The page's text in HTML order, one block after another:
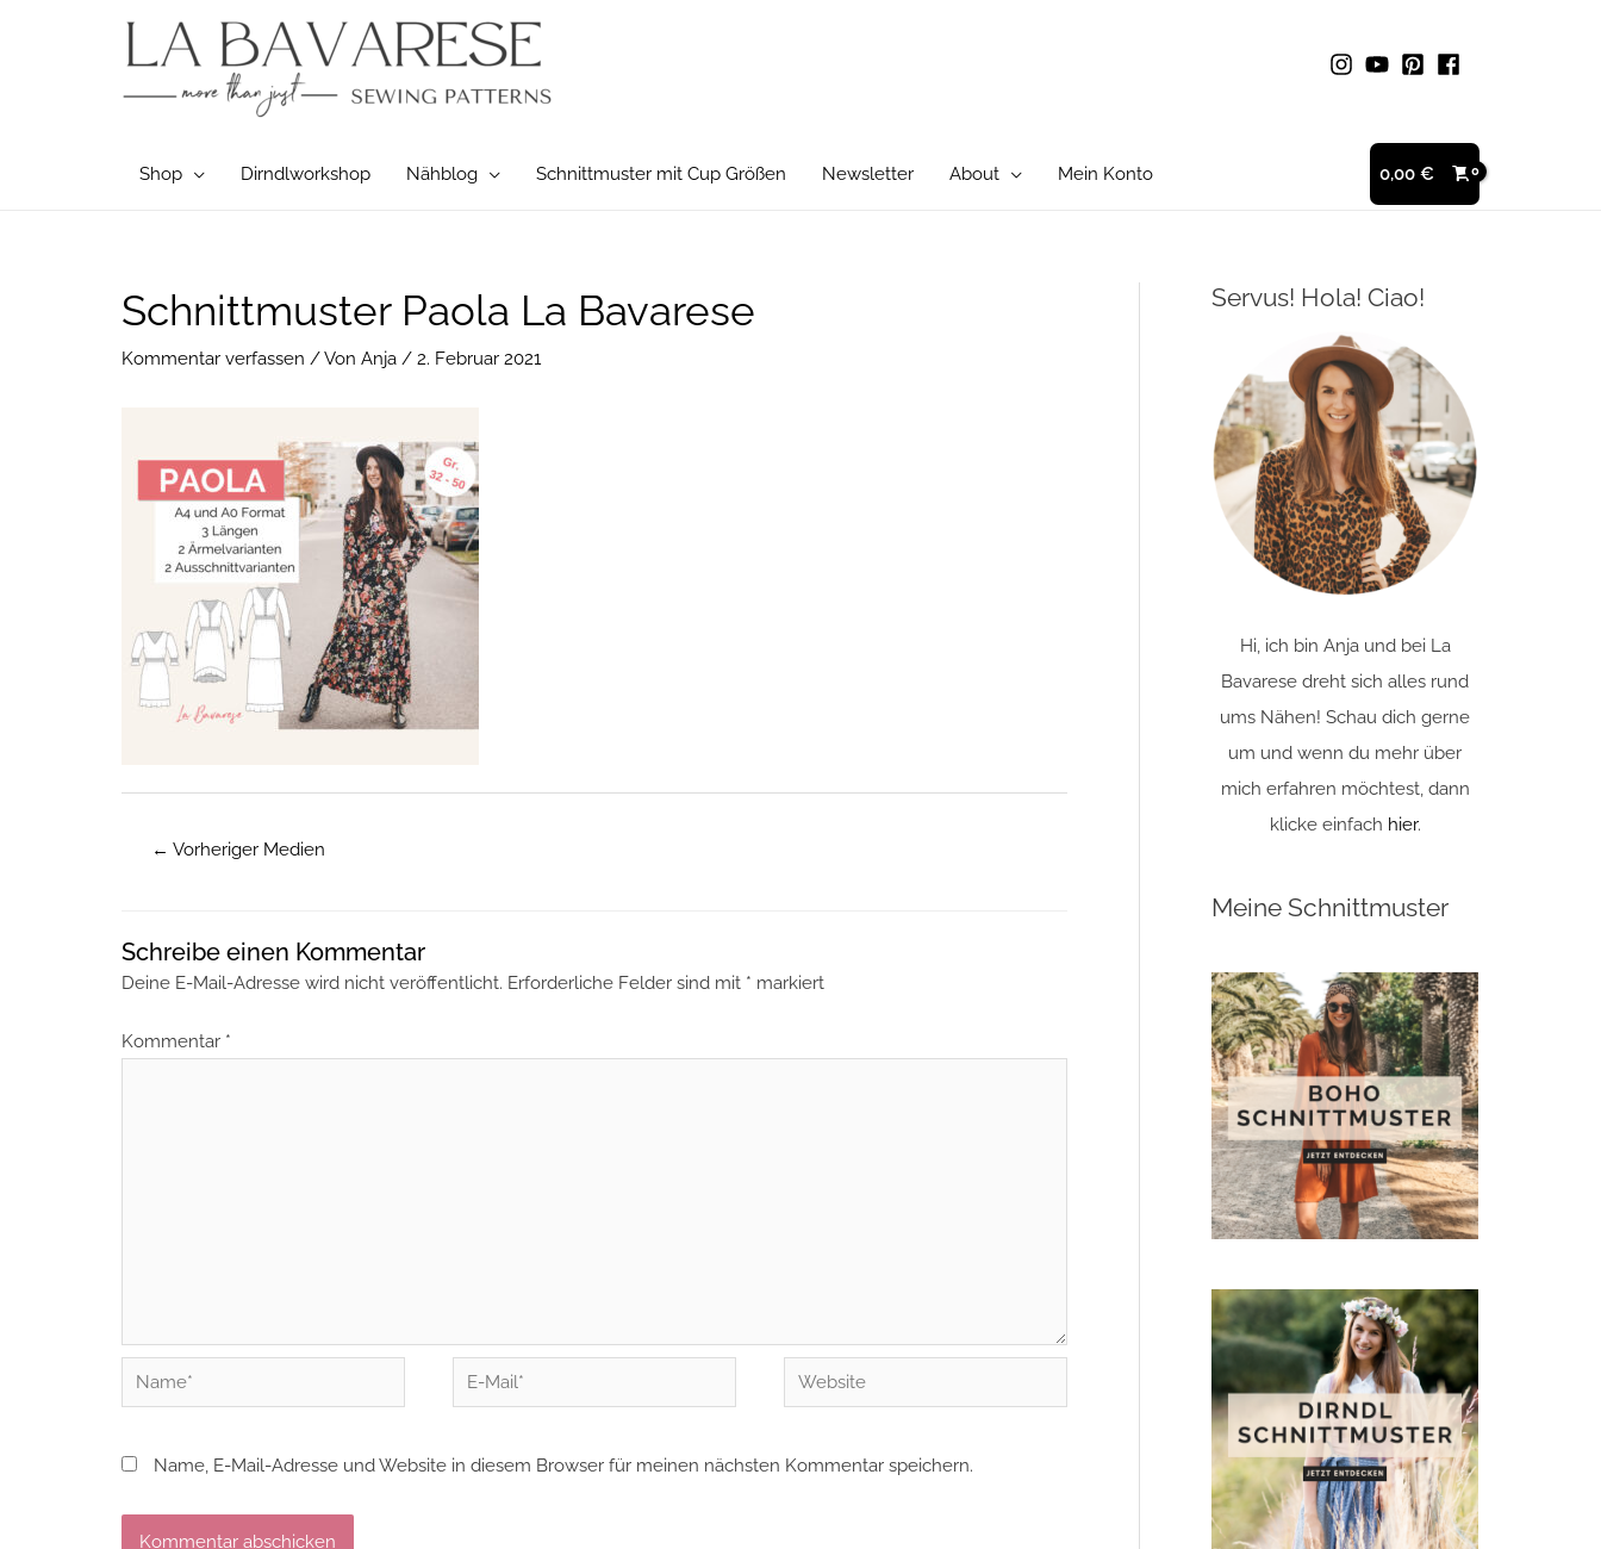
Shop Dirndlworkshop Nähblog Schnittmuster mit Cup Größen Newsletter About Mein Konto 0,00 €
Schnittmuster Paola La Bavarese
Kommentar verfassen / Von Anja / 2. Februar 2021
Post
navigation
← Vorheriger Medien
Schreibe einen Kommentar
Deine E-Mail-Adresse wird nicht veröffentlicht. Erforderliche Felder sind mit * markiert
Kommentar *
Name*
E-
Mail*
Website
Name, E-Mail-Adresse und Website in diesem Browser für meinen nächsten Kommentar speichern.
Servus! Hola! Ciao!
Hi, ich bin Anja und bei La
Bavarese dreht sich alles rund
ums Nähen! Schau dich gerne
um und wenn du mehr über
mich erfahren möchtest, dann
klicke einfach hier.
Meine Schnittmuster